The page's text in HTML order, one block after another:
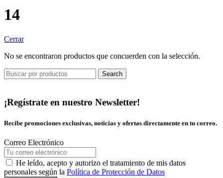
14
Cerrar
No se encontraron productos que concuerden con la selección.
Search
¡Regístrate en nuestro Newsletter!
Recibe promociones exclusivas, noticias y ofertas directamente en tu correo.
Correo Electrónico
He leído, acepto y autorizo el tratamiento de mis datos
personales según la Política de Protección de Datos